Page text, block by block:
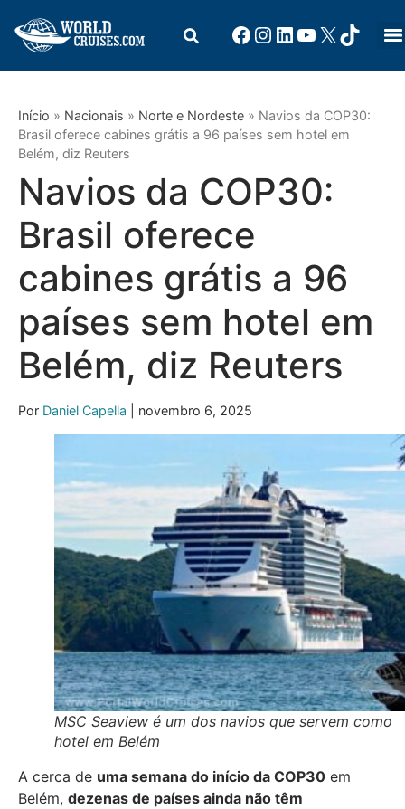
Início » Nacionais » Norte e Nordeste » Navios da COP30:
Brasil oferece cabines grátis a 96 países sem hotel em
Belém, diz Reuters
Navios da COP30:
Brasil oferece
cabines grátis a 96
países sem hotel em
Belém, diz Reuters
Por Daniel Capella | novembro 6, 2025
MSC Seaview é um dos navios que servem como
hotel em Belém
A cerca de uma semana do início da COP30 em
Belém, dezenas de países ainda não têm